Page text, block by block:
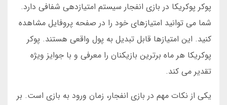
پوکر پوکریکا در بازی انفجار سیستم امتیازدهی شفافی دارد.
شما می توانید امتیازهای خود را در صفحه پروفایل مشاهده
کنید. این امتیازها قابل تبدیل به پول واقعی هستند. پوکر
پوکریکا هر ماه برترین بازیکنان را معرفی و با جوایز ویژه
تقدیر می کند.
یکی از نکات مهم در بازی انفجار، زمان ورود به بازی است. بر